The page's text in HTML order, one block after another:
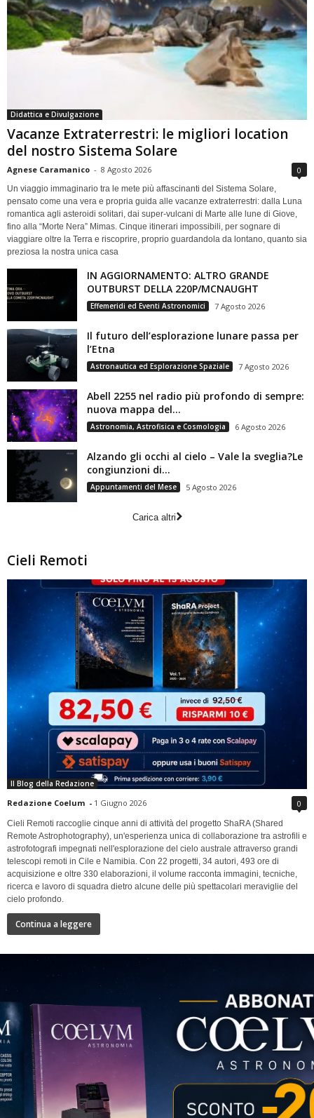
Didattica e Divulgazione
Vacanze Extraterrestri: le migliori location
del nostro Sistema Solare
Agnese Caramanico - 8 Agosto 2026 0
Un viaggio immaginario tra le mete più affascinanti del Sistema Solare,
pensato come una vera e propria guida alle vacanze extraterrestri: dalla Luna
romantica agli asteroidi solitari, dai super-vulcani di Marte alle lune di Giove,
fino alla “Morte Nera” Mimas. Cinque itinerari impossibili, per sognare di
viaggiare oltre la Terra e riscoprire, proprio guardandola da lontano, quanto sia
preziosa la nostra unica casa
IN AGGIORNAMENTO: ALTRO GRANDE
OUTBURST DELLA 220P/MCNAUGHT
Effemeridi ed Eventi Astronomici 7 Agosto 2026
Il futuro dell’esplorazione lunare passa per
l’Etna
Astronautica ed Esplorazione Spaziale 7 Agosto 2026
Abell 2255 nel radio più profondo di sempre:
nuova mappa del...
Astronomia, Astrofisica e Cosmologia 6 Agosto 2026
Alzando gli occhi al cielo – Vale la sveglia?Le
congiunzioni di...
Appuntamenti del Mese 5 Agosto 2026
Carica altri
Cieli Remoti
Il Blog della Redazione
Redazione Coelum - 1 Giugno 2026 0
Cieli Remoti raccoglie cinque anni di attività del progetto ShaRA (Shared
Remote Astrophotography), un'esperienza unica di collaborazione tra astrofili e
astrofotografi impegnati nell'esplorazione del cielo australe attraverso grandi
telescopi remoti in Cile e Namibia. Con 22 progetti, 34 autori, 493 ore di
acquisizione e oltre 330 elaborazioni, il volume racconta immagini, tecniche,
ricerca e lavoro di squadra dietro alcune delle più spettacolari meraviglie del
cielo profondo.
Continua a leggere